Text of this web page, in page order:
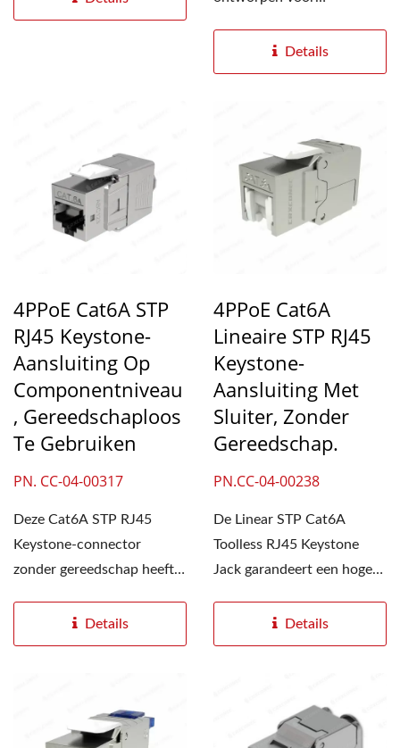
gestructureerde
bekabelingsprojecten...
Details
4PPoE Cat6A STP
RJ45 Keystone-
Aansluiting Op
Componentniveau
, Gereedschaploos
Te Gebruiken
PN. CC-04-00317
Deze Cat6A STP RJ45
Keystone-connector
zonder gereedschap heeft
die op de zijkant...
Details
4PPoE Cat6A
Lineaire STP RJ45
Keystone-
Aansluiting Met
Sluiter, Zonder
Gereedschap.
PN.CC-04-00238
De Linear STP Cat6A
Toolless RJ45 Keystone
Jack garandeert een hoge
Details